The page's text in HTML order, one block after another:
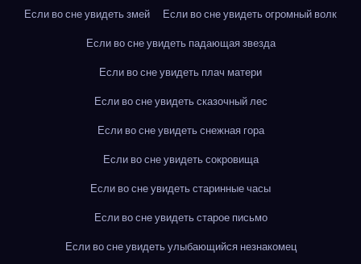
Если во сне увидеть змей
Если во сне увидеть огромный волк
Если во сне увидеть падающая звезда
Если во сне увидеть плач матери
Если во сне увидеть сказочный лес
Если во сне увидеть снежная гора
Если во сне увидеть сокровища
Если во сне увидеть старинные часы
Если во сне увидеть старое письмо
Если во сне увидеть улыбающийся незнакомец